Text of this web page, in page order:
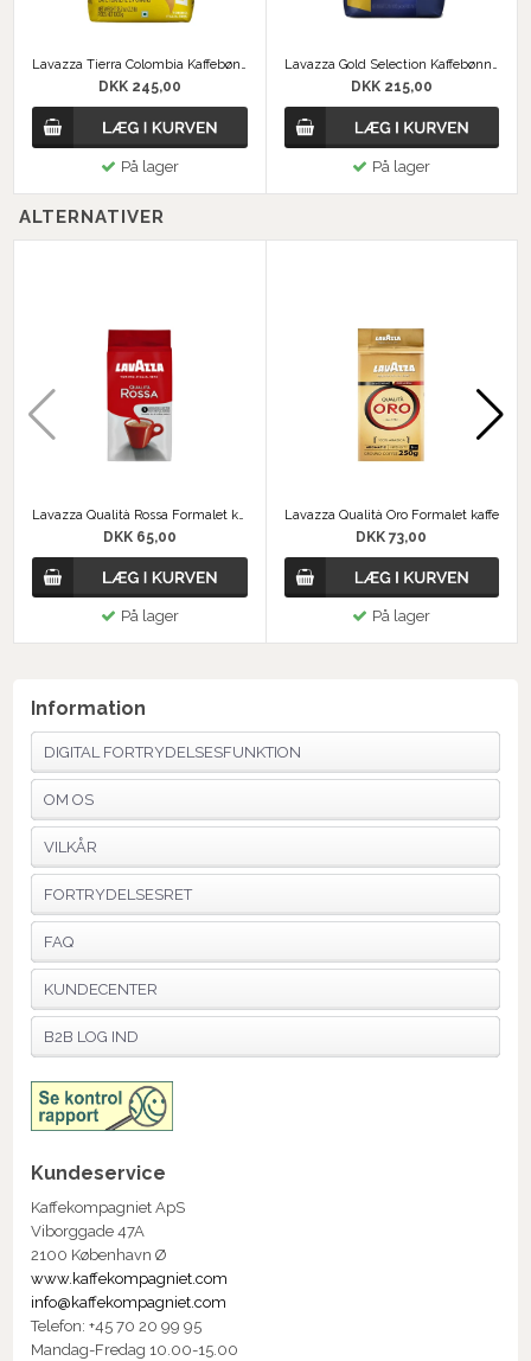
Lavazza Tierra Colombia Kaffebønner
DKK 245,00
På lager
Lavazza Gold Selection Kaffebønner
DKK 215,00
På lager
ALTERNATIVER
DKK 65,00
På lager
Lavazza Qualità Oro Formalet kaffe
DKK 73,00
På lager
Information
DIGITAL FORTRYDELSESFUNKTION
OM OS
VILKÅR
FORTRYDELSESRET
FAQ
KUNDECENTER
B2B LOG IND
Kundeservice
Kaffekompagniet ApS
Viborggade 47A
2100 København Ø
www.kaffekompagniet.com
info@kaffekompagniet.com
Telefon: +45 70 20 99 95
Mandag-Fredag 10.00-15.00